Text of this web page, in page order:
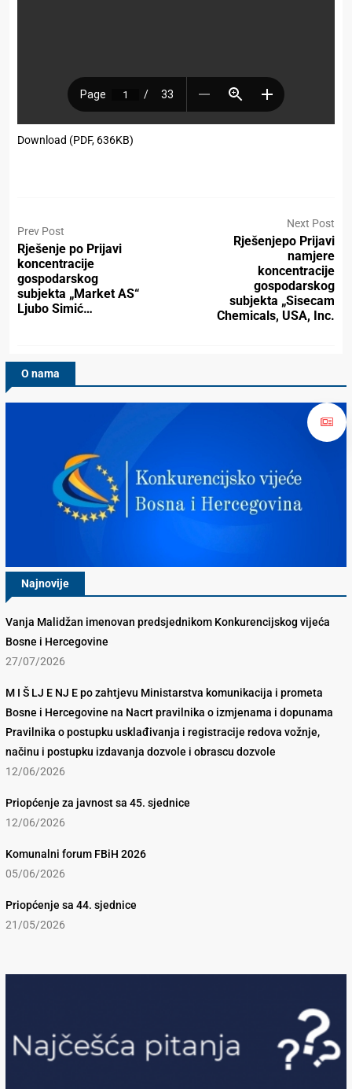
Download (PDF, 636KB)
Prev Post
Rješenje po Prijavi
koncentracije
gospodarskog
subjekta „Market AS“
Ljubo Simić…
Next Post
Rješenjepo Prijavi
namjere
koncentracije
gospodarskog
subjekta „Sisecam
Chemicals, USA, Inc.
O nama
Najnovije
Vanja Malidžan imenovan predsjednikom Konkurencijskog vijeća
Bosne i Hercegovine
27/07/2026
M I Š LJ E NJ E po zahtjevu Ministarstva komunikacija i prometa
Bosne i Hercegovine na Nacrt pravilnika o izmjenama i dopunama
Pravilnika o postupku usklađivanja i registracije redova vožnje,
načinu i postupku izdavanja dozvole i obrascu dozvole
12/06/2026
Priopćenje za javnost sa 45. sjednice
12/06/2026
Komunalni forum FBiH 2026
05/06/2026
Priopćenje sa 44. sjednice
21/05/2026